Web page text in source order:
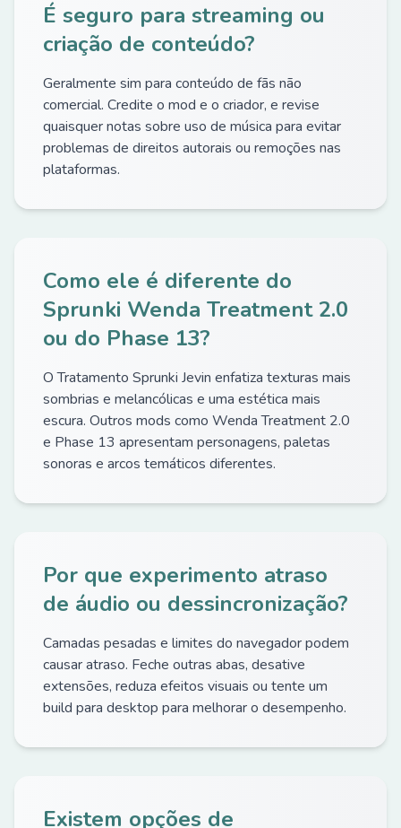
É seguro para streaming ou
criação de conteúdo?
Geralmente sim para conteúdo de fãs não
comercial. Credite o mod e o criador, e revise
quaisquer notas sobre uso de música para evitar
problemas de direitos autorais ou remoções nas
plataformas.
Como ele é diferente do
Sprunki Wenda Treatment 2.0
ou do Phase 13?
O Tratamento Sprunki Jevin enfatiza texturas mais
sombrias e melancólicas e uma estética mais
escura. Outros mods como Wenda Treatment 2.0
e Phase 13 apresentam personagens, paletas
sonoras e arcos temáticos diferentes.
Por que experimento atraso
de áudio ou dessincronização?
Camadas pesadas e limites do navegador podem
causar atraso. Feche outras abas, desative
extensões, reduza efeitos visuais ou tente um
build para desktop para melhorar o desempenho.
Existem opções de